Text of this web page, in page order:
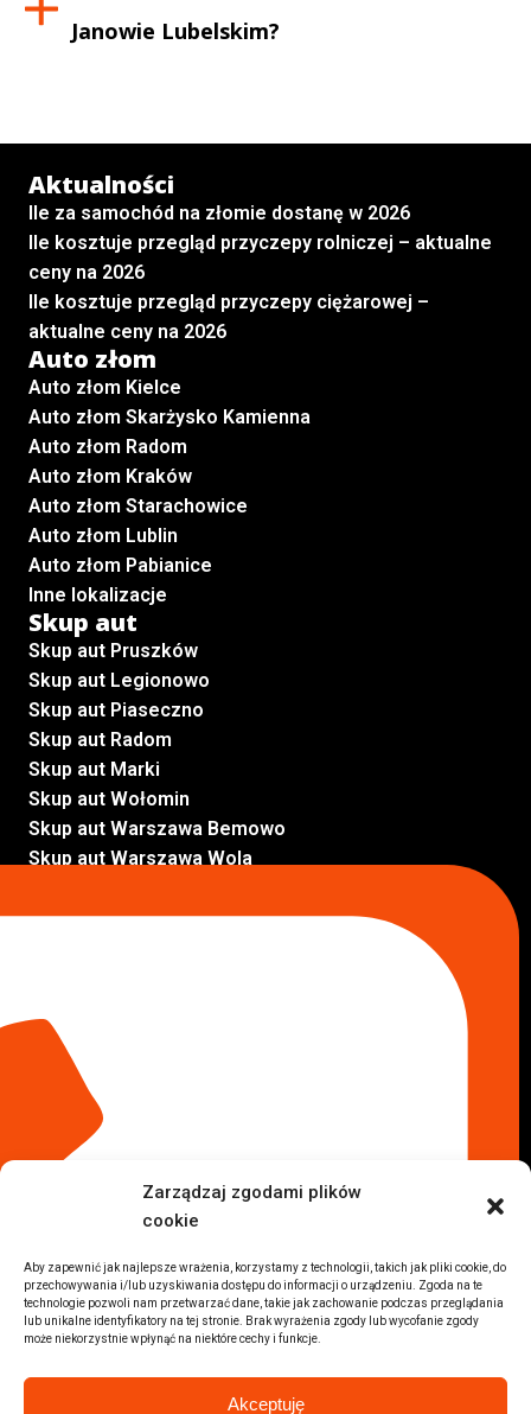
Zarządzaj zgodami plików
cookie
Aby zapewnić jak najlepsze wrażenia, korzystamy z technologii, takich jak pliki cookie, do
przechowywania i/lub uzyskiwania dostępu do informacji o urządzeniu. Zgoda na te
technologie pozwoli nam przetwarzać dane, takie jak zachowanie podczas przeglądania
lub unikalne identyfikatory na tej stronie. Brak wyrażenia zgody lub wycofanie zgody
może niekorzystnie wpłynąć na niektóre cechy i funkcje.
Akceptuję
Janowie Lubelskim?
Aktualności
Ile za samochód na złomie dostanę w 2026
Ile kosztuje przegląd przyczepy rolniczej – aktualne
ceny na 2026
Ile kosztuje przegląd przyczepy ciężarowej –
aktualne ceny na 2026
Auto złom
Auto złom Kielce
Auto złom Skarżysko Kamienna
Auto złom Radom
Auto złom Kraków
Auto złom Starachowice
Auto złom Lublin
Auto złom Pabianice
Inne lokalizacje
Skup aut
Skup aut Pruszków
Skup aut Legionowo
Skup aut Piaseczno
Skup aut Radom
Skup aut Marki
Skup aut Wołomin
Skup aut Warszawa Bemowo
Skup aut Warszawa Wola
Komisy samochodowe
Komis samochodowy Radom
Komis samochodowy Płock
Komis samochodowy Opole
Komis samochodowy Lublin
Komis samochodowy Sochaczew
Inne Lokalizacje
Auta z USA Rzeszów
Auta z USA Białystok
Auta z USA Kraków
Marki samochodów
Sprzedam BMW